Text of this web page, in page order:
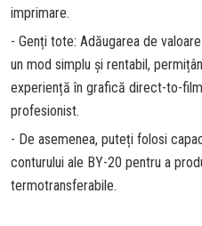
imprimare.
- Genți tote: Adăugarea de
un mod simplu și rentabil,
experiență în grafică direct-to-
profesionist.
- De asemenea, puteți folosi
conturului ale BY-20 pentru a
termotransferabile.